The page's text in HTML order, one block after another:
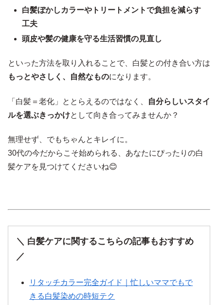
白髪ぼかしカラーやトリートメントで負担を減らす
工夫
頭皮や髪の健康を守る生活習慣の見直し
といった方法を取り入れることで、白髪との付き合い方は
もっとやさしく、自然なものになります。
「白髪＝老化」ととらえるのではなく、
自分らしいスタイ
ルを選ぶきっかけとして向き合ってみませんか？
無理せず、でもちゃんとキレイに。
30代の今だからこそ始められる、あなたにぴったりの白
髪ケアを見つけてくださいね😊
＼ 白髪ケアに関するこちらの記事もおすすめ
／
リタッチカラー完全ガイド｜忙しいママでもで
きる白髪染めの時短テク